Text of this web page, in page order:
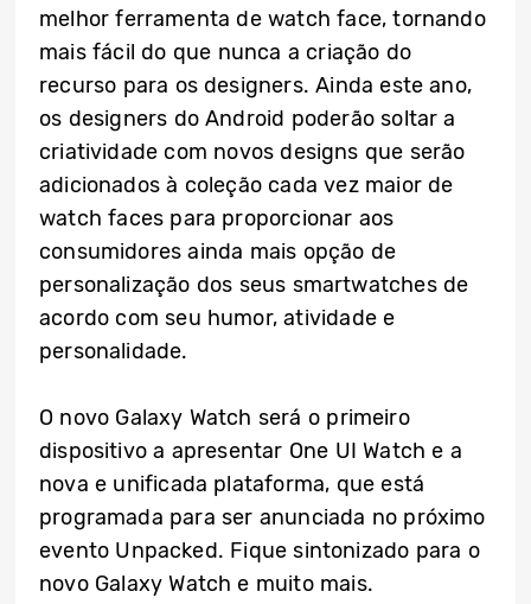
melhor ferramenta de watch face, tornando
mais fácil do que nunca a criação do
recurso para os designers. Ainda este ano,
os designers do Android poderão soltar a
criatividade com novos designs que serão
adicionados à coleção cada vez maior de
watch faces para proporcionar aos
consumidores ainda mais opção de
personalização dos seus smartwatches de
acordo com seu humor, atividade e
personalidade.
O novo Galaxy Watch será o primeiro
dispositivo a apresentar One UI Watch e a
nova e unificada plataforma, que está
programada para ser anunciada no próximo
evento Unpacked. Fique sintonizado para o
novo Galaxy Watch e muito mais.